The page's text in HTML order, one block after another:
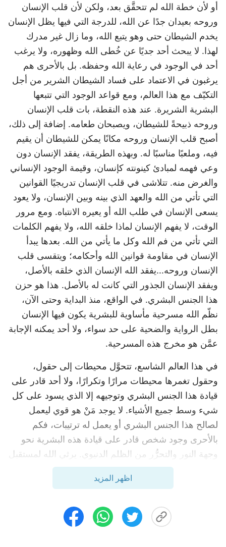
أو لأن خطة الله لم تتحقَّق بعد، ولكن لأن قلب الإنسان
وروحه بعيدان جدًا عن الله، للدرجة التي فيها يظل الإنسان
يخدم الشيطان حتى وهو يتبع الله، وما زال غير مدرك
لهذا. لا يبحث أحد جديًا عن خُطى الله وظهوره، ولا يرغب
أحد في الوجود في رعاية الله وحفظه. بل بالأحرى هم
يرغبون في الاعتماد على فساد الشيطان الشرير من أجل
التكيّف مع هذا العالم، ومع قواعد الوجود التي تتبعها
البشرية الشريرة. عند هذه النقطة، بات قلب الإنسان
وروحه ذبيحةً للشيطان، ويصبحان طعامه. إضافة إلى ذلك،
أصبح قلب الإنسان وروحه مكانًا يمكن للشيطان أن يقيم
فيه، وملعبًا مناسبًا له. وبهذه الطريقة، يفقد الإنسان دون
وعي فهمه لمبادئ كينونته كإنسان، وقيمة الوجود الإنساني
والغرض منه. تتلاشى في قلب الإنسان تدريجيًا القوانين
التي تأتي من الله والعهد الذي بينه وبين الإنسان، ولا يعود
يسعى الإنسان في طلب الله أو يعيره الانتباه. ومع مرور
الوقت، لا يفهم الإنسان لماذا خلقه الله، ولا يفهم الكلمات
التي تأتي من فم الله وكل ما يأتي من الله. بعدها يبدأ
الإنسان في مقاومة قوانين الله وأحكامه؛ ويتقسى قلب
الإنسان وروحه...يفقد الله الإنسان الذي خلقه بالأصل،
ويفقد الإنسان الجذور التي كانت له بالأصل. هذا هو حزن
هذا الجنس البشري. في الواقع، منذ البداية وحتى الآن،
نظّم الله مسرحية مأساوية للبشرية يكون فيها الإنسان
بطل الرواية والضحية على حد سواء، ولا أحد يمكنه الإجابة
عمَّن هو مخرج هذه المسرحية.
في هذا العالم الشاسع، تتحوَّل محيطات إلى حقول،
وحقول تغمرها محيطات مرارًا وتكرارًا، ولا أحد قادر على
قيادة هذا الجنس البشري وتوجيهه إلا الذي يسود على كل
شيء وسط جميع الأشياء. لا يوجد مَنْ هو قوي ليعمل
لصالح هذا الجنس البشري أو يعمل له ترتيبات، فكم
بالأحرى وجود شخص قادر على قيادة هذه البشرية نحو
وجهة النور والتحرُّر من الظلم الدنيوي. يرثي الله لمستقبل
البشرية، ويحزن لسقوط الإنسان، ويشعر بالأسى لمسيرة
البشرية البطيئة نحو الاضمحلال وطريق اللاعودة. لم يعبأ
كسرت قلب الله وارتدت عنه للبحث عن الشرير. لهذا
السبب بالتحديد لا يشعر أحد بغضب الله، ولا يسعى أحد
اظهر المزيد